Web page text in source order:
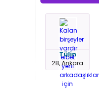
Tülin
28, Ankara